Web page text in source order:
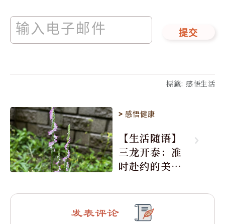
提交
標籤: 感悟生活
>感悟健康
【生活随语】
三龙开泰：准
时赴约的美丽
发表评论